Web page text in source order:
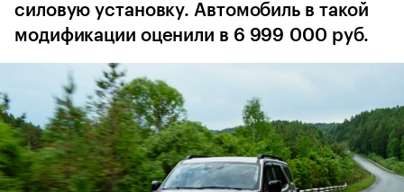
силовую установку. Автомобиль в такой
модификации оценили в 6 999 000 руб.